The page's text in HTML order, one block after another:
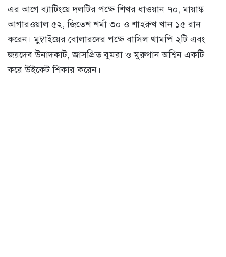
এর আগে ব্যাটিংয়ে দলটির পক্ষে শিখর ধাওয়ান ৭০, মায়াঙ্ক
আগারওয়াল ৫২, জিতেশ শর্মা ৩০ ও শাহরুখ খান ১৫ রান
করেন। মুম্বাইয়ের বোলারদের পক্ষে বাসিল থামপি ২টি এবং
জয়দেব উনাদকাট, জাসপ্রিত বুমরা ও মুরুগান অশ্বিন একটি
করে উইকেট শিকার করেন।